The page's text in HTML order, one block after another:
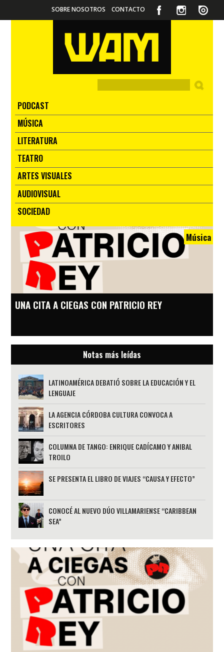
SOBRE NOSOTROS CONTACTO
PODCAST
MÚSICA
LITERATURA
TEATRO
ARTES VISUALES
AUDIOVISUAL
SOCIEDAD
Música
UNA CITA A CIEGAS CON PATRICIO REY
Notas más leídas
LATINOAMÉRICA DEBATIÓ SOBRE LA EDUCACIÓN Y EL
LENGUAJE
LA AGENCIA CÓRDOBA CULTURA CONVOCA A
ESCRITORES
COLUMNA DE TANGO: ENRIQUE CADÍCAMO Y ANIBAL
TROILO
SE PRESENTA EL LIBRO DE VIAJES “CAUSA Y EFECTO”
CONOCÉ AL NUEVO DÚO VILLAMARIENSE “CARIBBEAN
SEA”